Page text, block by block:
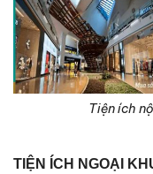
Tiện ích
TIỆN ÍCH NGOẠI